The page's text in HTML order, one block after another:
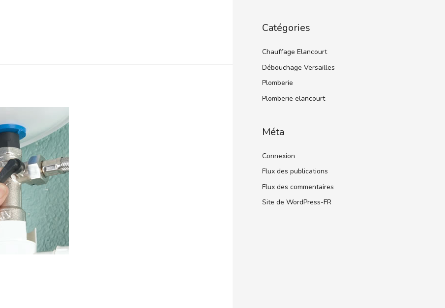
Catégories
Chauffage Elancourt
Débouchage Versailles
Plomberie
Plomberie elancourt
Méta
Connexion
Flux des publications
Flux des commentaires
Site de WordPress-FR